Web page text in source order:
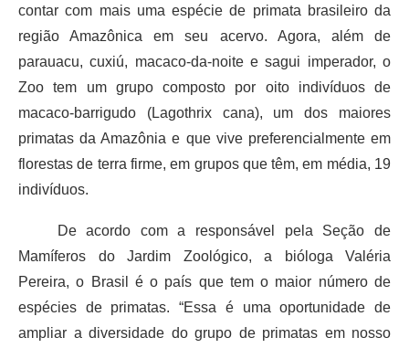
contar com mais uma espécie de primata brasileiro da
região Amazônica em seu acervo. Agora, além de
parauacu, cuxiú, macaco-da-noite e sagui imperador, o
Zoo tem um grupo composto por oito indivíduos de
macaco-barrigudo (Lagothrix cana), um dos maiores
primatas da Amazônia e que vive preferencialmente em
florestas de terra firme, em grupos que têm, em média, 19
indivíduos.
De acordo com a responsável pela Seção de
Mamíferos do Jardim Zoológico, a bióloga Valéria
Pereira, o Brasil é o país que tem o maior número de
espécies de primatas. “Essa é uma oportunidade de
ampliar a diversidade do grupo de primatas em nosso